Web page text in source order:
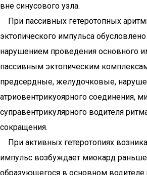
вне синусового узла.
При пассивных гетеротопных
эктопического импульса
нарушением проведения основного
пассивным эктопическим
предсердные, желудочковые,
атриовентрикуоярного соединения,
суправентрикулярного водителя
сокращения.
При активных гетеротопиях
импульс возбуждает миокард
образующегося в основном водителе